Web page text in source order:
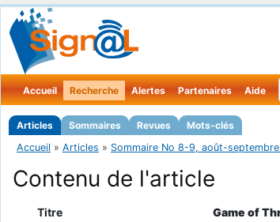
Accueil Recherche
Articles Sommaires Revues Mots-clés
Alertes Partenaires Aide
Accueil » Articles » Sommaire No 8-9, août-
Contenu de l'article
Titre
Game of